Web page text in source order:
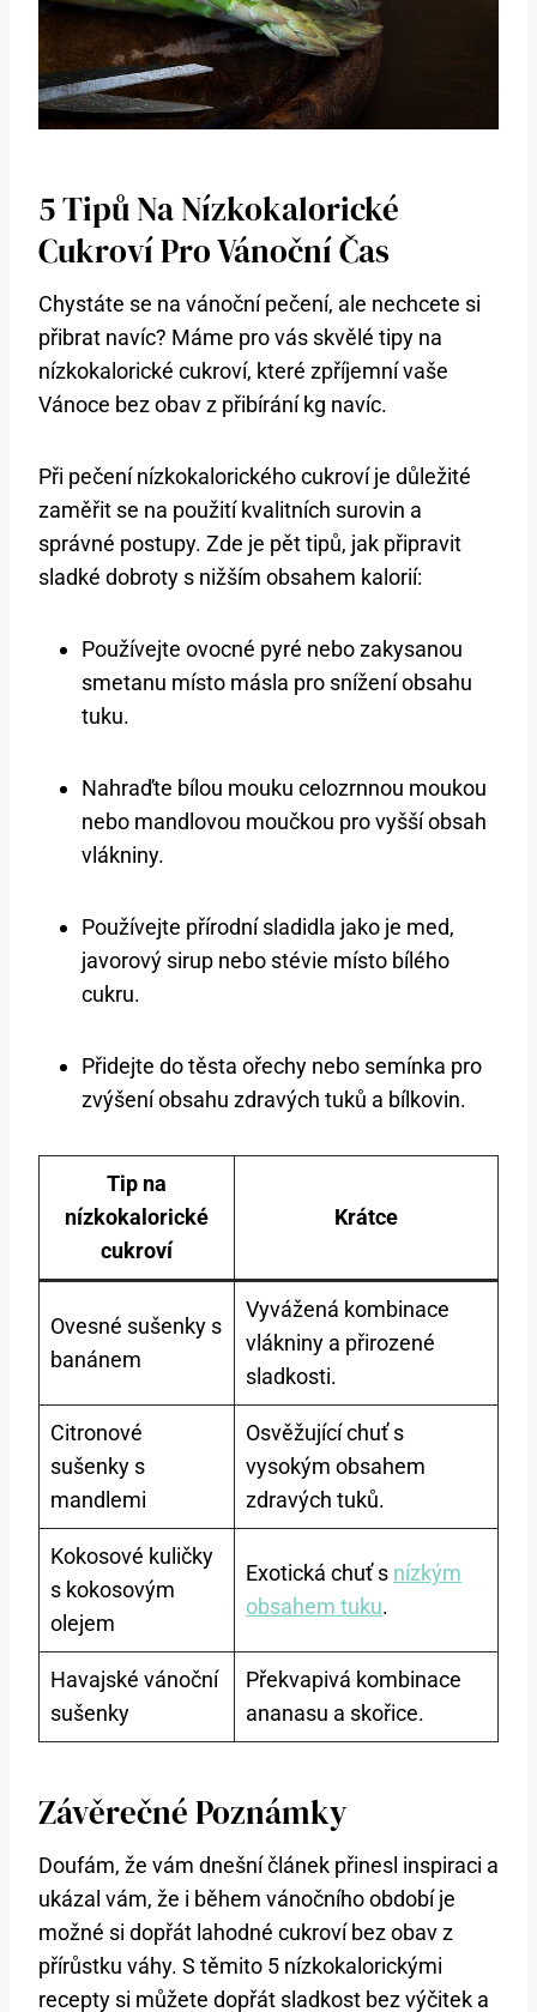
5 Tipů Na Nízkokalorické
Cukroví Pro Vánoční Čas
Chystáte se na vánoční pečení, ale nechcete si
přibrat navíc? Máme pro vás skvělé tipy na
nízkokalorické cukroví, které zpříjemní vaše
Vánoce bez obav z přibírání kg navíc.
Při pečení nízkokalorického cukroví je důležité
zaměřit se na použití kvalitních surovin a
správné postupy. Zde je pět tipů, jak připravit
sladké dobroty s nižším obsahem kalorií:
Používejte ovocné pyré nebo zakysanou
smetanu místo másla pro snížení obsahu
tuku.
Nahraďte bílou mouku celozrnnou moukou
nebo mandlovou moučkou pro vyšší obsah
vlákniny.
Používejte přírodní sladidla jako je med,
javorový sirup nebo stévie místo bílého
cukru.
Přidejte do těsta ořechy nebo semínka pro
zvýšení obsahu zdravých tuků a bílkovin.
Tip na
nízkokalorické
cukroví
Krátce
Ovesné sušenky s
banánem
Vyvážená kombinace
vlákniny a přirozené
sladkosti.
Citronové
sušenky s
mandlemi
Osvěžující chuť s
vysokým obsahem
zdravých tuků.
Kokosové kuličky
s kokosovým
olejem
Exotická chuť s nízkým
obsahem tuku.
Havajské vánoční
sušenky
Překvapivá kombinace
ananasu a skořice.
Závěrečné Poznámky
Doufám, že vám dnešní článek přinesl inspiraci a
ukázal vám, že i během vánočního období je
možné si dopřát lahodné cukroví bez obav z
přírůstku váhy. S těmito 5 nízkokalorickými
recepty si můžete dopřát sladkost bez výčitek a